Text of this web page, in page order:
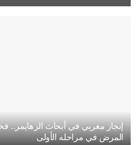
إنجاز مغربي في أبحاث
المرض في مراحله الأولى